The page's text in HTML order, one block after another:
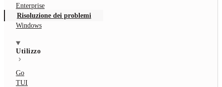
Enterprise
Risoluzione dei problemi
Windows
Utilizzo
Go
TUI